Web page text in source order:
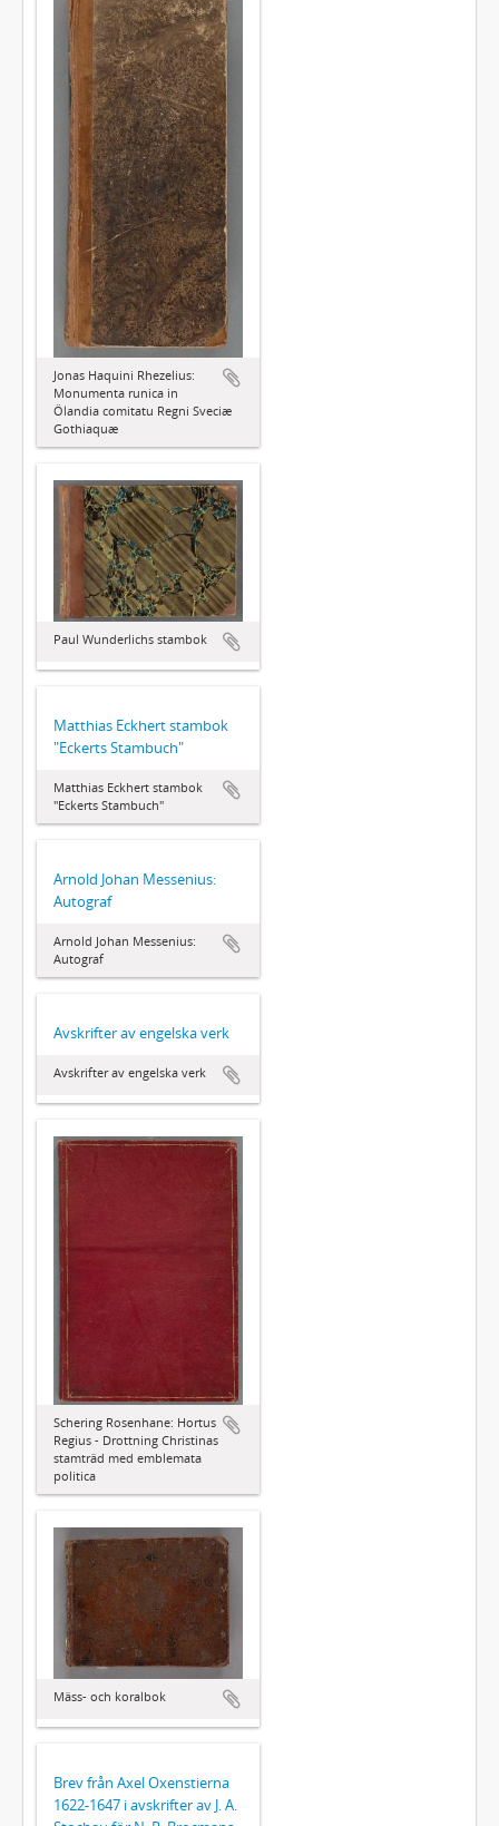
Jonas Haquini Rhezelius:
Monumenta runica in
Ölandia comitatu Regni Sveciæ
Gothiaquæ
Paul Wunderlichs stambok
Matthias Eckhert stambok
"Eckerts Stambuch"
Matthias Eckhert stambok
"Eckerts Stambuch"
Arnold Johan Messenius:
Autograf
Arnold Johan Messenius:
Autograf
Avskrifter av engelska verk
Avskrifter av engelska verk
Schering Rosenhane: Hortus
Regius - Drottning Christinas
stamträd med emblemata
politica
Mäss- och koralbok
Brev från Axel Oxenstierna
1622-1647 i avskrifter av J. A.